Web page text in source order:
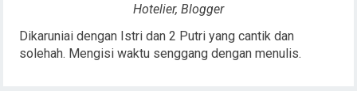
Hotelier, Blogger
Dikaruniai dengan Istri dan 2 Putri yang cantik dan
solehah. Mengisi waktu senggang dengan menulis.